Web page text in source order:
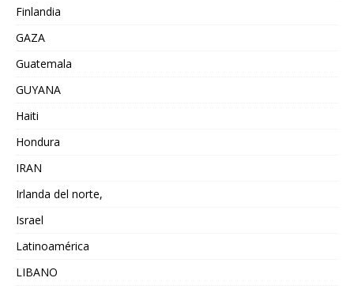
Finlandia
GAZA
Guatemala
GUYANA
Haiti
Hondura
IRAN
Irlanda del norte,
Israel
Latinoamérica
LIBANO